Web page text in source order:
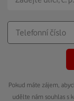
Pokud máte zájem,
udělte nám souhlas s